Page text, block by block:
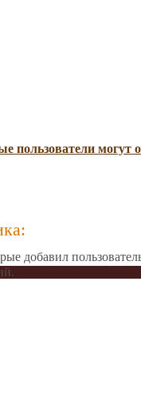
пользователи могут
добавил